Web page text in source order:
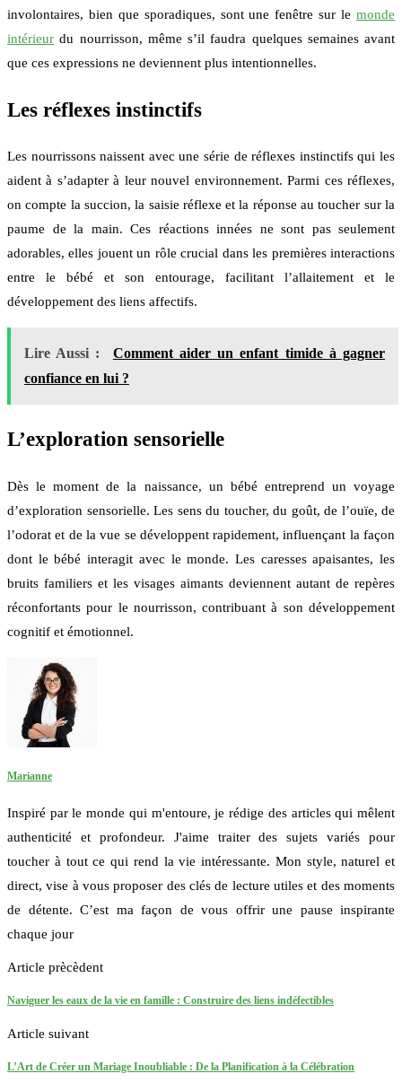
involontaires, bien que sporadiques, sont une fenêtre sur le monde
intérieur du nourrisson, même s’il faudra quelques semaines avant
que ces expressions ne deviennent plus intentionnelles.
Les réflexes instinctifs
Les nourrissons naissent avec une série de réflexes instinctifs qui les
aident à s’adapter à leur nouvel environnement. Parmi ces réflexes,
on compte la succion, la saisie réflexe et la réponse au toucher sur la
paume de la main. Ces réactions innées ne sont pas seulement
adorables, elles jouent un rôle crucial dans les premières interactions
entre le bébé et son entourage, facilitant l’allaitement et le
développement des liens affectifs.
Lire Aussi :
Comment aider un enfant timide à gagner
confiance en lui ?
L’exploration sensorielle
Dès le moment de la naissance, un bébé entreprend un voyage
d’exploration sensorielle. Les sens du toucher, du goût, de l’ouïe, de
l’odorat et de la vue se développent rapidement, influençant la façon
dont le bébé interagit avec le monde. Les caresses apaisantes, les
bruits familiers et les visages aimants deviennent autant de repères
réconfortants pour le nourrisson, contribuant à son développement
cognitif et émotionnel.
Marianne
Inspiré par le monde qui m'entoure, je rédige des articles qui mêlent
authenticité et profondeur. J'aime traiter des sujets variés pour
toucher à tout ce qui rend la vie intéressante. Mon style, naturel et
direct, vise à vous proposer des clés de lecture utiles et des moments
de détente. C’est ma façon de vous offrir une pause inspirante
chaque jour
Article prècèdent
Naviguer les eaux de la vie en famille : Construire des liens indéfectibles
Article suivant
L’Art de Créer un Mariage Inoubliable : De la Planification à la Célébration